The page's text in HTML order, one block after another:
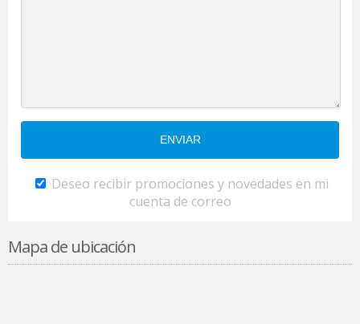
Deseo recibir promociones y novedades en mi
cuenta de correo
Mapa de ubicación